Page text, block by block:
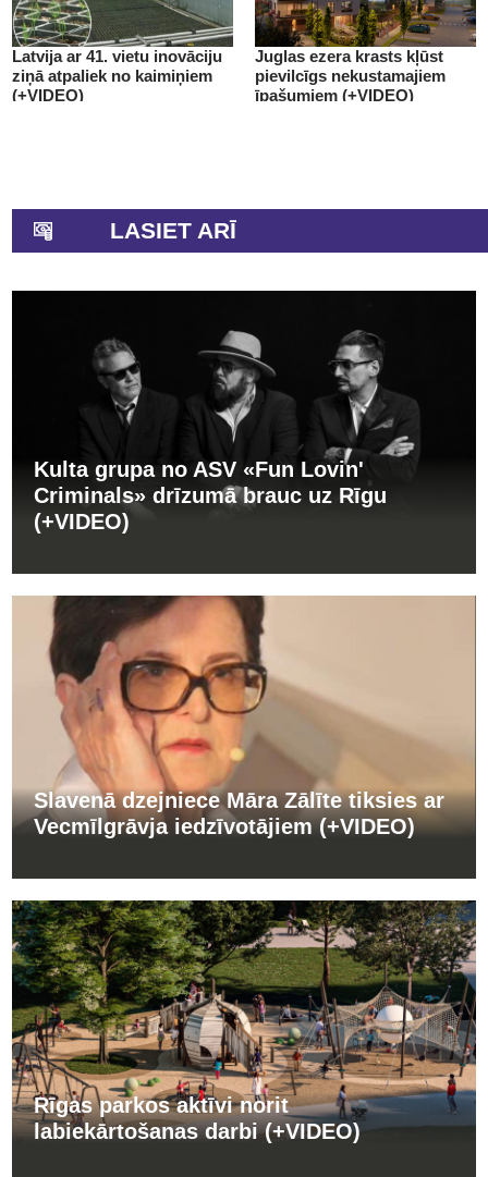
Latvija ar 41. vietu inovāciju
ziņā atpaliek no kaimiņiem
(+VIDEO)
Juglas ezera krasts kļūst
pievilcīgs nekustamajiem
īpašumiem (+VIDEO)
LASIET ARĪ
Kulta grupa no ASV «Fun Lovin'
Criminals» drīzumā brauc uz Rīgu
(+VIDEO)
Slavenā dzejniece Māra Zālīte tiksies ar
Vecmīlgrāvja iedzīvotājiem (+VIDEO)
Rīgas parkos aktīvi norit
labiekārtošanas darbi (+VIDEO)